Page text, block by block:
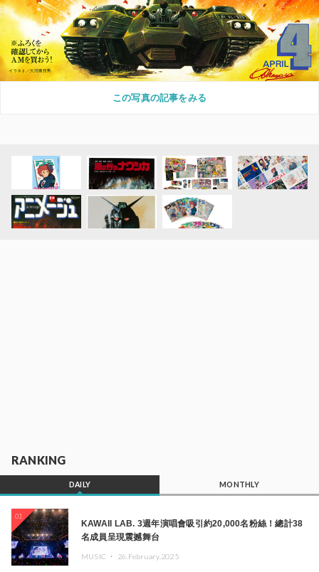
この写真の記事をみる
RANKING
DAILY MONTHLY
01
KAWAII LAB. 3週年演唱會吸引約20,000名粉絲！總計38
名成員呈現震撼舞台
MUSIC ・ 26.February.2025